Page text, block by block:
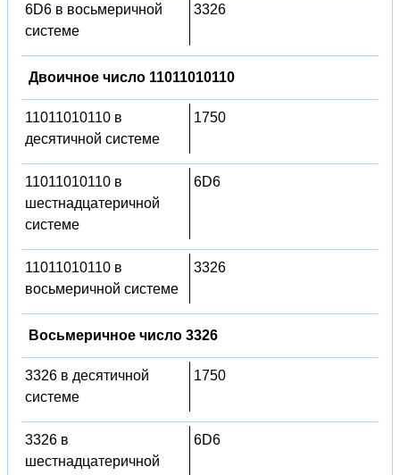
6D6 в восьмеричной
системе
3326
Двоичное число 11011010110
11011010110 в
десятичной системе
1750
11011010110 в
шестнадцатеричной
системе
6D6
11011010110 в
восьмеричной системе
3326
Восьмеричное число 3326
3326 в десятичной
системе
1750
3326 в
шестнадцатеричной
6D6